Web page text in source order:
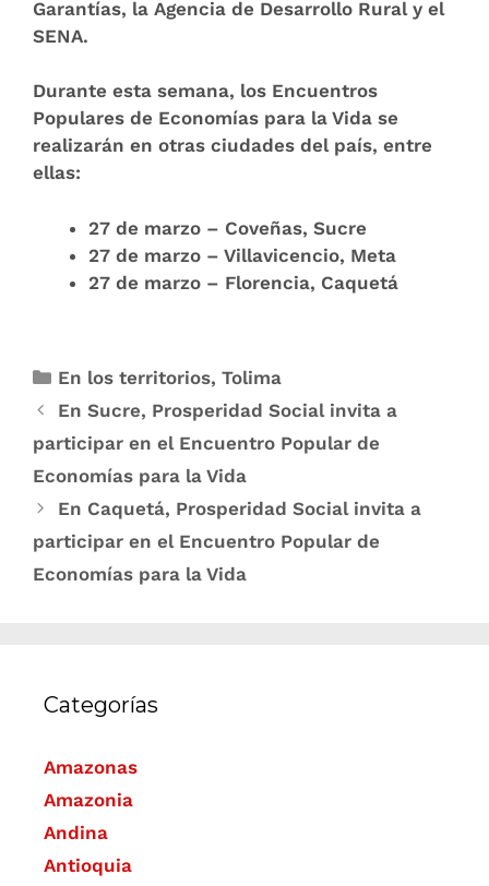
Garantías, la Agencia de Desarrollo Rural y el
SENA.
Durante esta semana, los Encuentros
Populares de Economías para la Vida se
realizarán en otras ciudades del país, entre
ellas:
27 de marzo – Coveñas, Sucre
27 de marzo – Villavicencio, Meta
27 de marzo – Florencia, Caquetá
En los territorios,Tolima
En Sucre, Prosperidad Social invita a
participar en el Encuentro Popular de
Economías para la Vida
En Caquetá, Prosperidad Social invita a
participar en el Encuentro Popular de
Economías para la Vida
Categorías
Amazonas
Amazonia
Andina
Antioquia